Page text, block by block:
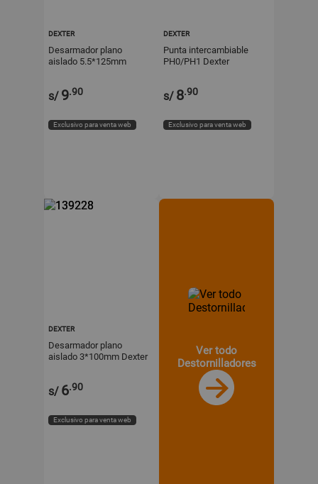
DEXTER
Desarmador plano
aislado 5.5*125mm
s/ 9.90
Exclusivo para venta web
DEXTER
Punta intercambiable
PH0/PH1 Dexter
s/ 8.90
Exclusivo para venta web
DEXTER
Desarmador plano
aislado 3*100mm Dexter
s/ 6.90
Exclusivo para venta web
Ver todo
Destornilladores